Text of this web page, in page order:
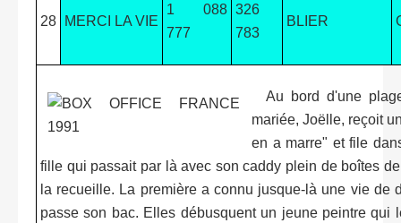
28 MERCI LA VIE
1 088
777
326
783
BLIER
Au bord d'une
mariée, Joëlle, reçoit
en a marre" et file
fille qui passait par là avec son caddy plein de boîtes
la recueille. La première a connu jusque-là une vie de
passe son bac. Elles débusquent un jeune peintre qui